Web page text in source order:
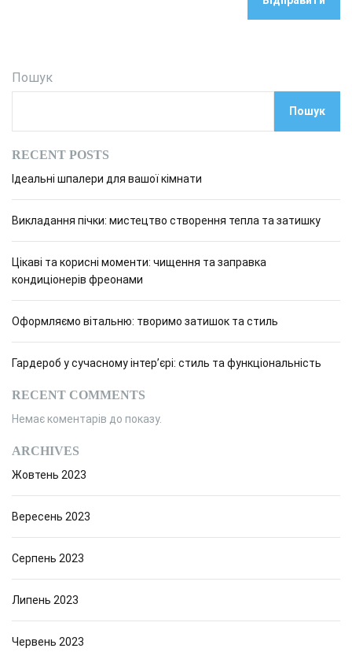
Пошук
Пошук
RECENT POSTS
Ідеальні шпалери для вашої кімнати
Викладання пічки: мистецтво створення тепла та затишку
Цікаві та корисні моменти: чищення та заправка
кондиціонерів фреонами
Оформляємо вітальню: творимо затишок та стиль
Гардероб у сучасному інтер’єрі: стиль та функціональність
RECENT COMMENTS
Немає коментарів до показу.
ARCHIVES
Жовтень 2023
Вересень 2023
Серпень 2023
Липень 2023
Червень 2023